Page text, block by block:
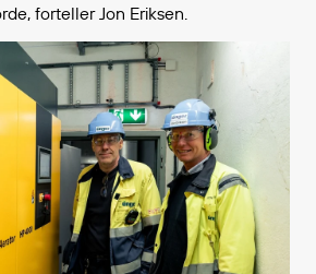
forteller Jon Eriksen.